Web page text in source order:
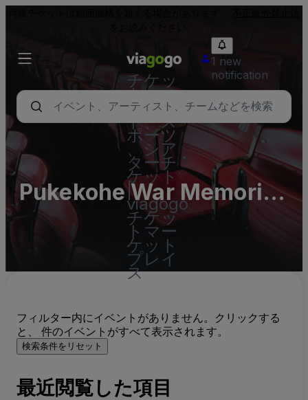
チケッ
ト - コ
ンサー
ト、ス
ポーツ
、シア
ターチ
ケット
|
viagogo
チケッ
トマー
ケット
プレイ
ス
1 new
notification
Pukekohe War Memorial
Hall
フィルター内にイベントがありません。クリックする
と、 件のイベントがすべて表示されます。
検索条件をリセット
最近閲覧した項目